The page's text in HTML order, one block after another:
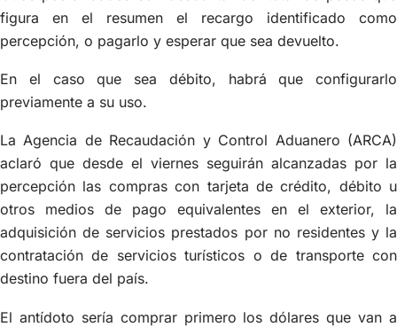
figura en el resumen el recargo identificado como
percepción, o pagarlo y esperar que sea devuelto.
En el caso que sea débito, habrá que configurarlo
previamente a su uso.
La Agencia de Recaudación y Control Aduanero (ARCA)
aclaró que desde el viernes seguirán alcanzadas por la
percepción las compras con tarjeta de crédito, débito u
otros medios de pago equivalentes en el exterior, la
adquisición de servicios prestados por no residentes y la
contratación de servicios turísticos o de transporte con
destino fuera del país.
El antídoto sería comprar primero los dólares que van a